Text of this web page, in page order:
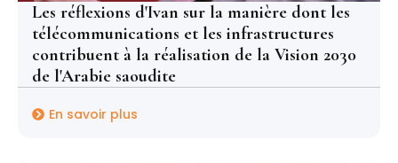
Les réflexions d'Ivan sur la manière dont les
télécommunications et les infrastructures
contribuent à la réalisation de la Vision 2030
de l'Arabie saoudite
En savoir plus